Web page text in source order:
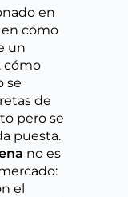
en
cómo
un
cómo
se
de
pero se
puesta.
no es
el